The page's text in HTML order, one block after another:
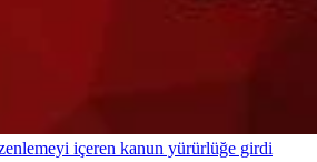
içeren kanun yürürlüğe girdi